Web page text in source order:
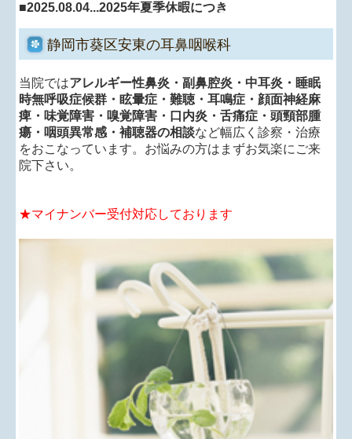
■2025.08.04...2025年夏季休暇につき
す。
■2024.09.20...2024年インフルエンザ予防接種に関して
10/1（火）より電話予約開始
10/15（火）より接種開始
料金：一般 4000円
小児（3歳以上12歳以下）3600円
なる旨御了承下さい。
接種時間は平日9:30から11:30、16:00から17:30
土曜10:00から12:00 希望の時間をお伝え
＊診察の兼ね合いでお待ちいただく可能性はあること
は御了承下さい
2024.08.16...2024年夏季休暇のお知らせ
9/11（水）～9/19（木）まで休診とさせていただきま
静岡市葵区安東の耳鼻咽喉科
当院ではアレルギー性鼻炎・副鼻腔炎・中耳炎・睡眠
時無呼吸症候群・眩暈症・難聴・耳鳴症・顔面神経麻
痺・味覚障害・嗅覚障害・口内炎・舌痛症・頭頸部腫
瘍・咽頭異常感・補聴器の相談など幅広く診察・治療
をおこなっています。お悩みの方はまずお気楽にご来
院下さい。
★マイナンバー受付対応しております